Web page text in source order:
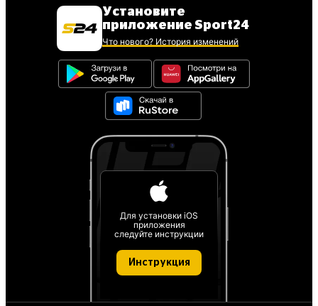
Установите
приложение Sport24
Что нового? История изменений
Для установки iOS
приложения
следуйте инструкции
Инструкция